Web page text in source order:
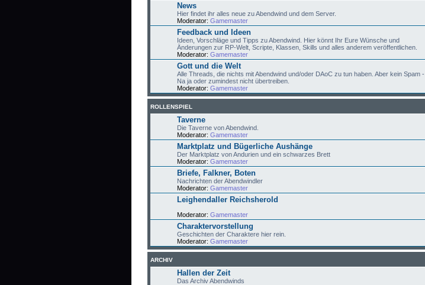
News
Hier findet ihr alles neue zu Abendwind und dem Server.
Moderator: Gamemaster
Feedback und Ideen
Ideen, Vorschläge und Tipps zu Abendwind. Hier könnt Ihr Eure Wünsche und
Änderungen zur RP-Welt, Scripte, Klassen, Skills und alles anderem veröffentlichen.
Moderator: Gamemaster
Gott und die Welt
Alle Threads, die nichts mit Abendwind und/oder DAoC zu tun haben. Aber kein Spam -
Na ja oder zumindest nicht übertreiben.
Moderator: Gamemaster
ROLLENSPIEL
Taverne
Die Taverne von Abendwind.
Moderator: Gamemaster
Marktplatz und Bügerliche Aushänge
Der Marktplatz von Andurien und ein schwarzes Brett
Moderator: Gamemaster
Briefe, Falkner, Boten
Nachrichten der Abendwindler
Moderator: Gamemaster
Leighendaller Reichsherold
Moderator: Gamemaster
Charaktervorstellung
Geschichten der Charaktere hier rein.
Moderator: Gamemaster
ARCHIV
Hallen der Zeit
Das Archiv Abendwinds